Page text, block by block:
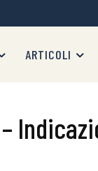
ARTICOLI